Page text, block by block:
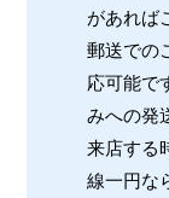
があれば
郵送での
応可能で
みへの発
来店する
線一円な